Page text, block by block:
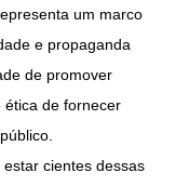
um marco
e propaganda
de promover
ética de fornecer
cientes dessas